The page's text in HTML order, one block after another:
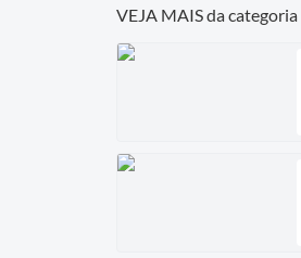
VEJA MAIS da categoria